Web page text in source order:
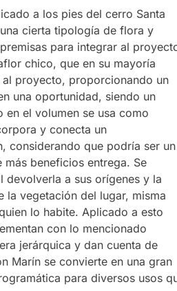
a los pies del cerro Santa
cierta tipología de flora y
para integrar al
chico, que en su mayoría
proyecto, proporcionando un
una oportunidad, siendo un
el volumen se usa como
y conecta un
considerando que podría ser un
beneficios entrega. Se
a sus orígenes y la
la vegetación del lugar, misma
lo habite. Aplicado a esto
con lo mencionado
jerárquica y dan cuenta de
Marín se convierte en una gran
para diversos usos